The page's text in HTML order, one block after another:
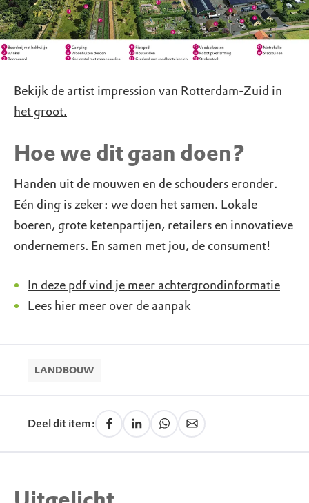
Bekijk de artist impression van Rotterdam-Zuid in
het groot.
Hoe we dit gaan doen?
Handen uit de mouwen en de schouders eronder.
Eén ding is zeker: we doen het samen. Lokale
boeren, grote ketenpartijen, retailers en innovatieve
ondernemers. En samen met jou, de consument!
In deze pdf vind je meer achtergrondinformatie
Lees hier meer over de aanpak
LANDBOUW
Deel dit item: